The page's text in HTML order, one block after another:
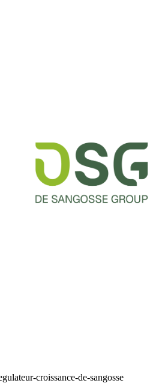
croissance-de-sangosse